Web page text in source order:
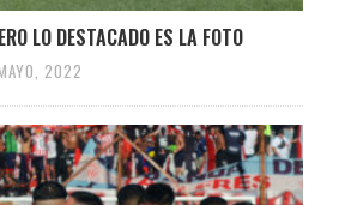
LO DESTACADO ES LA FOTO
2022